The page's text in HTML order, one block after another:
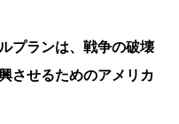
プランは、戦争の破壊
させるためのアメリカ